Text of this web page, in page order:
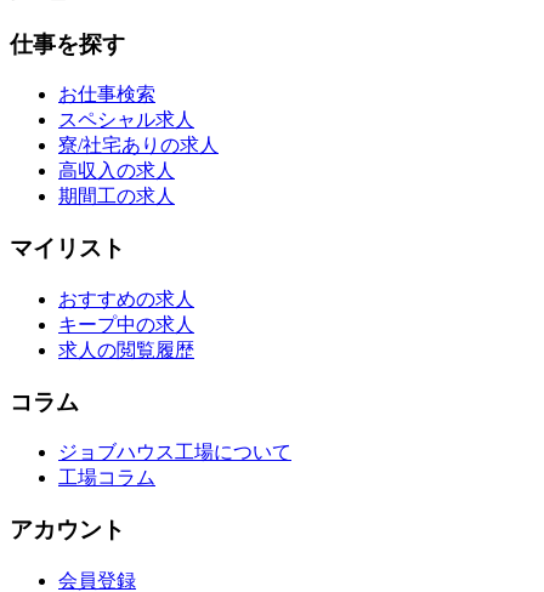
仕事を探す
お仕事検索
スペシャル求人
寮/社宅ありの求人
高収入の求人
期間工の求人
マイリスト
おすすめの求人
キープ中の求人
求人の閲覧履歴
コラム
ジョブハウス工場について
工場コラム
アカウント
会員登録